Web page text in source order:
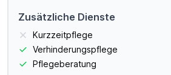
Zusätzliche Dienste
Kurzzeitpflege
Verhinderungspflege
Pflegeberatung